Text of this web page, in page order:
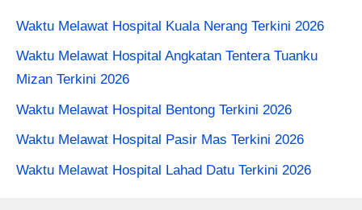
Waktu Melawat Hospital Kuala Nerang Terkini 2026
Waktu Melawat Hospital Angkatan Tentera Tuanku
Mizan Terkini 2026
Waktu Melawat Hospital Bentong Terkini 2026
Waktu Melawat Hospital Pasir Mas Terkini 2026
Waktu Melawat Hospital Lahad Datu Terkini 2026